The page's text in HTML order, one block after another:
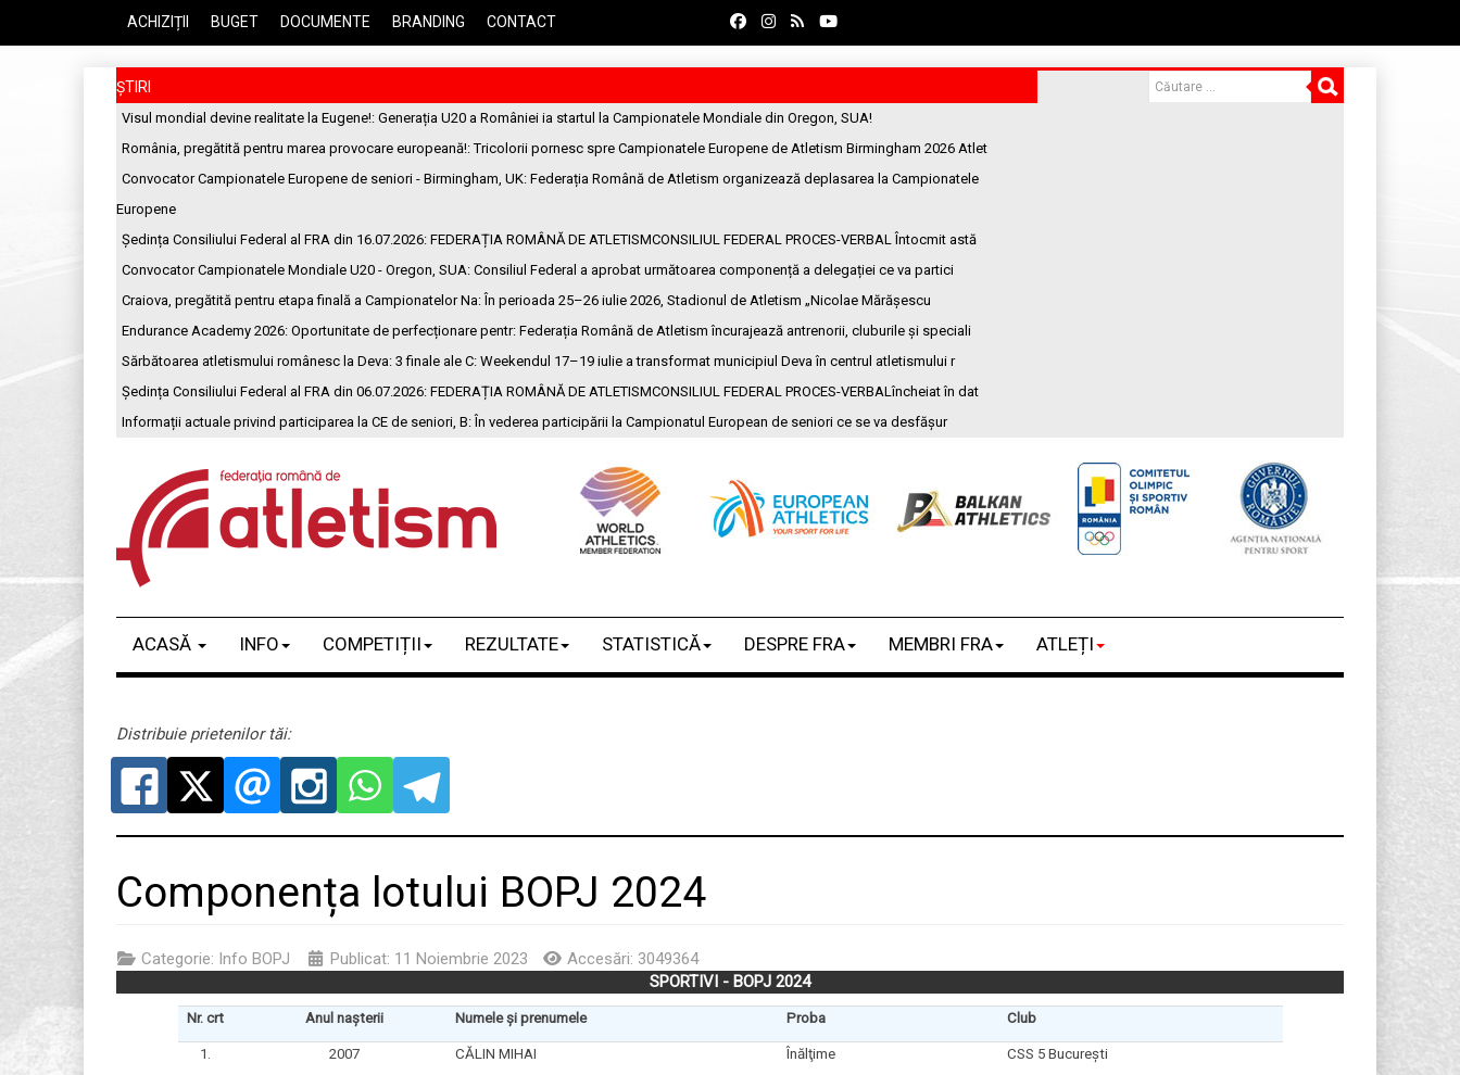
ACHIZIȚII BUGET DOCUMENTE BRANDING CONTACT
ȘTIRI
Visul mondial devine realitate la Eugene!: Generația U20 a României ia startul la Campionatele Mondiale din Oregon, SUA!
România, pregătită pentru marea provocare europeană!: Tricolorii pornesc spre Campionatele Europene de Atletism Birmingham 2026 Atlet
Convocator Campionatele Europene de seniori - Birmingham, UK: Federația Română de Atletism organizează deplasarea la Campionatele
Europene
Ședința Consiliului Federal al FRA din 16.07.2026: FEDERAȚIA ROMÂNĂ DE ATLETISMCONSILIUL FEDERAL PROCES-VERBAL Întocmit astă
Convocator Campionatele Mondiale U20 - Oregon, SUA: Consiliul Federal a aprobat următoarea componență a delegației ce va partici
Craiova, pregătită pentru etapa finală a Campionatelor Na: În perioada 25–26 iulie 2026, Stadionul de Atletism „Nicolae Mărășescu
Endurance Academy 2026: Oportunitate de perfecționare pentr: Federația Română de Atletism încurajează antrenorii, cluburile și speciali
Sărbătoarea atletismului românesc la Deva: 3 finale ale C: Weekendul 17–19 iulie a transformat municipiul Deva în centrul atletismului r
Ședința Consiliului Federal al FRA din 06.07.2026: FEDERAȚIA ROMÂNĂ DE ATLETISMCONSILIUL FEDERAL PROCES-VERBALîncheiat în dat
Informații actuale privind participarea la CE de seniori, B: În vederea participării la Campionatul European de seniori ce se va desfășur
ACASĂ INFO COMPETIȚII REZULTATE STATISTICĂ DESPRE FRA MEMBRI FRA ATLEȚI
Distribuie prietenilor tăi:
Componența lotului BOPJ 2024
Categorie: Info BOPJ Publicat: 11 Noiembrie 2023
Accesări: 3049364
SPORTIVI - BOPJ 2024
Nr. crt Anul nașterii Numele și prenumele Proba Club
1. 2007 CĂLIN MIHAI Înălţime CSS 5 București